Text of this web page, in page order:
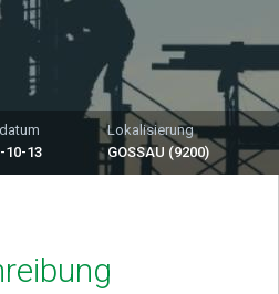
10-13
Lokalisierung
GOSSAU (9200)